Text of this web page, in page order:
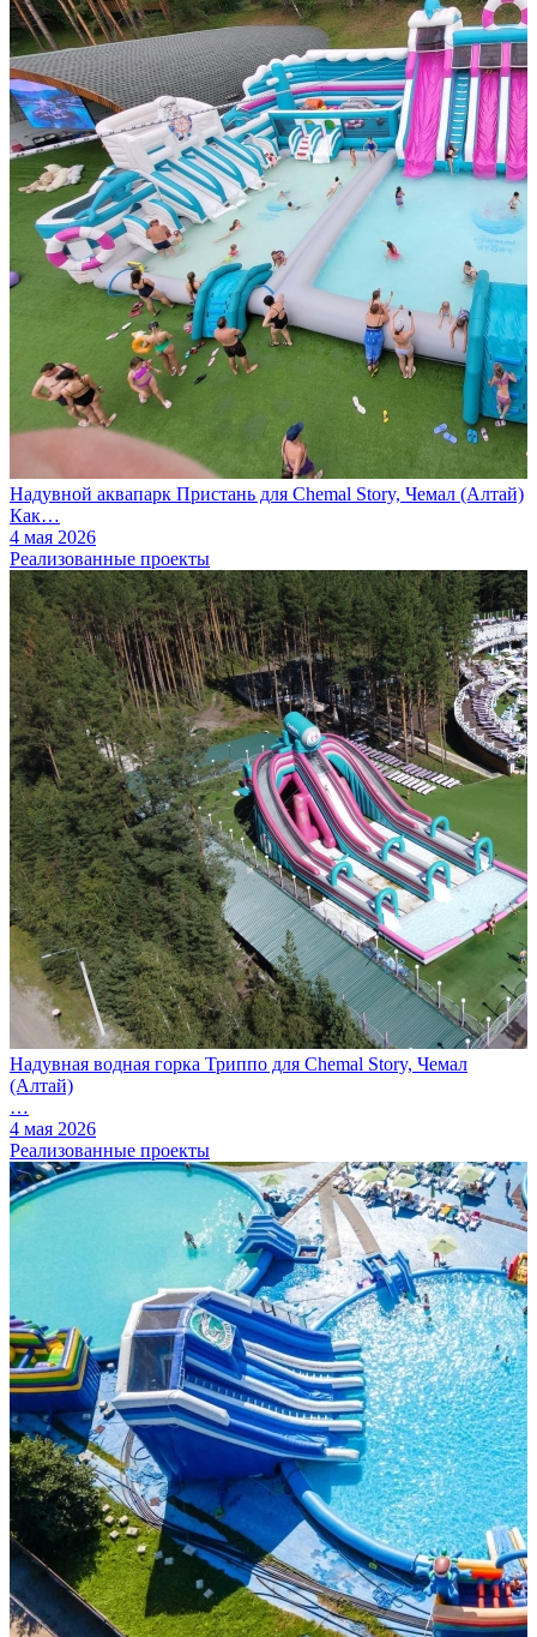
Надувной аквапарк Пристань для Chemal Story, Чемал (Алтай)
Как…
4 мая 2026
Реализованные проекты
Надувная водная горка Триппо для Chemal Story, Чемал
(Алтай)
…
4 мая 2026
Реализованные проекты